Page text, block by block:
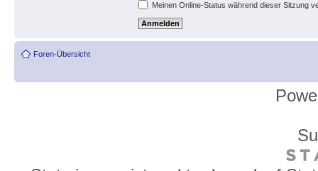
Meinen Online-Status während dieser Sitzung
Foren-Übersicht